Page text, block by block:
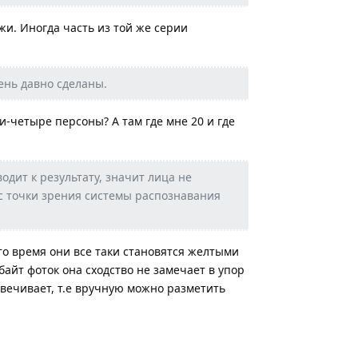
Иногда часть из той же серии
давно сделаны.
четыре персоны? А там где мне 20 и где
к результату, значит лица не
зрения системы распознавания
время они все таки становятся желтыми
фоток она сходство не замечает в упор
т.е вручную можно разметить